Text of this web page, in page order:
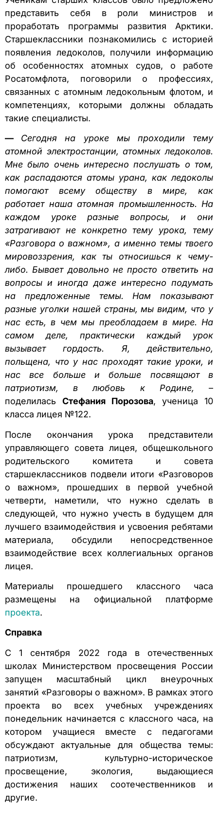
представить себя в роли министров и
проработать программы развития Арктики.
Старшеклассники познакомились с историей
появления ледоколов, получили информацию
об особенностях атомных судов, о работе
Росатомфлота, поговорили о профессиях,
связанных с атомным ледокольным флотом, и
компетенциях, которыми должны обладать
такие специалисты.
— Сегодня на уроке мы проходили тему
атомной электростанции, атомных ледоколов.
Мне было очень интересно послушать о том,
как распадаются атомы урана, как ледоколы
помогают всему обществу в мире, как
работает наша атомная промышленность. На
каждом уроке разные вопросы, и они
затрагивают не конкретно тему урока, тему
«Разговора о важном», а именно темы твоего
мировоззрения, как ты относишься к чему-
либо. Бывает довольно не просто ответить на
вопросы и иногда даже интересно подумать
на предложенные темы. Нам показывают
разные уголки нашей страны, мы видим, что у
нас есть, в чем мы преобладаем в мире. На
самом деле, практически каждый урок
вызывает гордость. Я, действительно,
польщена, что у нас проходят такие уроки, и
нас все больше и больше посвящают в
патриотизм, в любовь к Родине, –
поделилась Стефания Порозова, ученица 10
класса лицея №122.
После окончания урока представители
управляющего совета лицея, общешкольного
родительского комитета и совета
старшеклассников подвели итоги «Разговоров
о важном», прошедших в первой учебной
четверти, наметили, что нужно сделать в
следующей, что нужно учесть в будущем для
лучшего взаимодействия и усвоения ребятами
материала, обсудили непосредственное
взаимодействие всех коллегиальных органов
лицея.
Материалы прошедшего классного часа
размещены на официальной платформе
проекта.
Справка
С 1 сентября 2022 года в отечественных
школах Министерством просвещения России
запущен масштабный цикл внеурочных
занятий «Разговоры о важном». В рамках этого
проекта во всех учебных учреждениях
понедельник начинается с классного часа, на
котором учащиеся вместе с педагогами
обсуждают актуальные для общества темы:
патриотизм, культурно-историческое
просвещение, экология, выдающиеся
достижения наших соотечественников и
другие.